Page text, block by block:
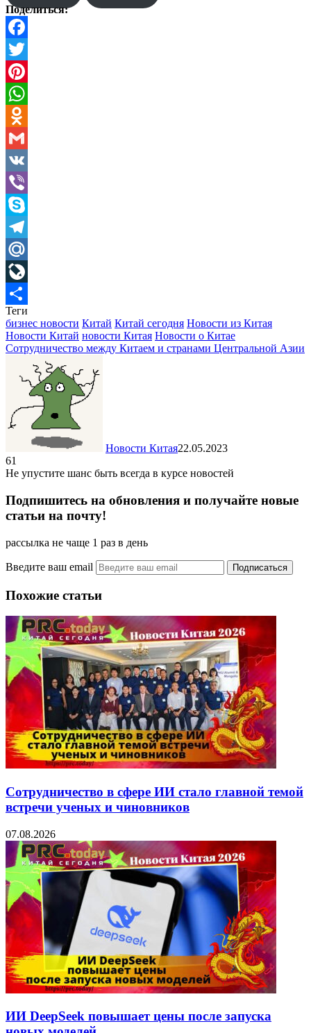
Поделиться:
Facebook
Twitter
Pinterest
WhatsApp
Odnoklassniki
Gmail
VK
Viber
Skype
Telegram
Mail.Ru
LiveJournal
Отправить
Теги
бизнес новости Китай Китай сегодня Новости из Китая
Новости Китай новости Китая Новости о Китае
Сотрудничество между Китаем и странами Центральной Азии
Новости Китая22.05.2023
61
Не упустите шанс быть всегда в курсе новостей
Подпишитесь на обновления и получайте новые
статьи на почту!
рассылка не чаще 1 раз в день
Введите ваш email
Похожие статьи
Сотрудничество в сфере ИИ стало главной темой
встречи ученых и чиновников
07.08.2026
ИИ DeepSeek повышает цены после запуска